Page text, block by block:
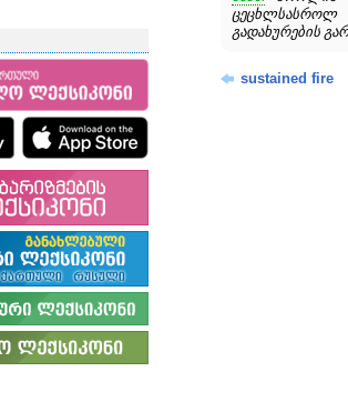
ცეცხლსასროლ
გადახურების
sustained fire